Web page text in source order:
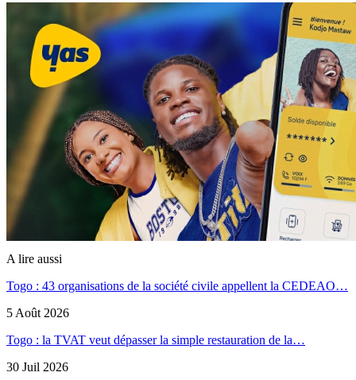
A lire aussi
Togo : 43 organisations de la société civile appellent la CEDEAO…
5 Août 2026
Togo : la TVAT veut dépasser la simple restauration de la…
30 Juil 2026